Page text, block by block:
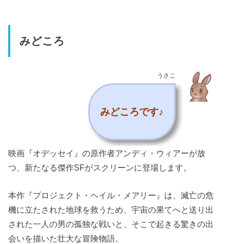
みどころ
うさこ
みどころです♪
映画『オデッセイ』の原作者アンディ・ウィアーが放
つ、新たなる傑作SFがスクリーンに登場します。
本作『プロジェクト・ヘイル・メアリー』は、滅亡の危
機に立たされた地球を救うため、宇宙の果てへと送り出
された一人の男の孤独な戦いと、そこで起きる驚きの出
会いを描いた壮大な冒険物語。